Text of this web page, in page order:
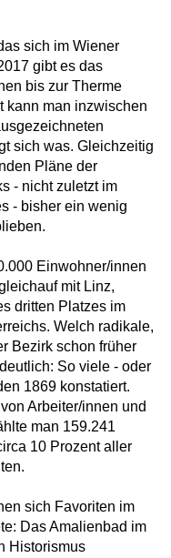
sich im Wiener
gibt es das
bis zur Therme
kann man inzwischen
sich was. Gleichzeitig
Pläne der
- nicht zuletzt im
- bisher ein wenig
Einwohner/innen
mit Linz,
dritten Platzes im
Welch radikale,
Bezirk schon früher
So viele - oder
1869 konstatiert.
Arbeiter/innen und
man 159.241
10 Prozent aller
sich Favoriten im
Das Amalienbad im
Historismus